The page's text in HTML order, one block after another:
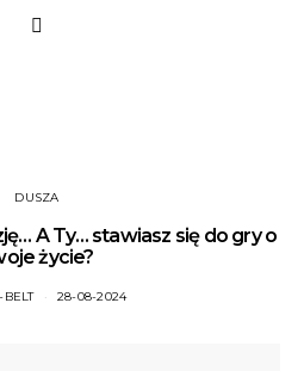
DUSZA
A Ty… stawiasz się do gry o
życie?
BELT 28-08-2024